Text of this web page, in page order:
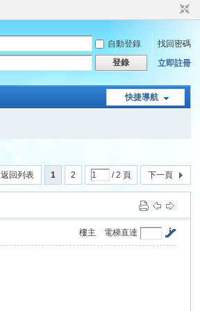
自動登錄
找回密碼
登錄 立即註冊
快捷導航
1 2 / 2 頁 下一頁
返回列表
電梯直達
樓主